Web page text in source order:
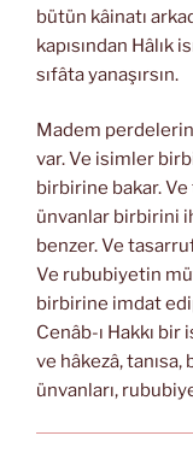
bütün kâinatı
kapısından
sıfâta yanaşırsın.
Madem
var. Ve isimler
birbirine bakar.
ünvanlar birbirini
benzer. Ve
Ve rububiyetin
birbirine imdat
Cenâb-ı Hakkı
ve hâkezâ, tanısa,
ünvanları,